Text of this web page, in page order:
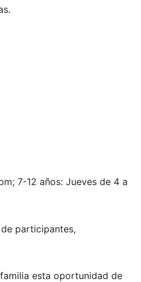
7-12 años: Jueves de 4 a
participantes,
esta oportunidad de